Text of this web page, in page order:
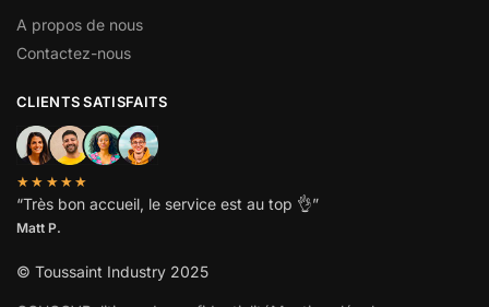
A propos de nous
Contactez-nous
CLIENTS SATISFAITS
★★★★★
“Très bon accueil, le service est au top 👌”
Matt P.
© Toussaint Industry 2025